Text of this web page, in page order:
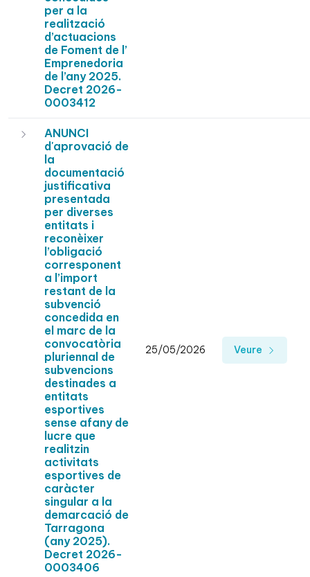
per a la
realització
d’actuacions
de Foment de l’
Emprenedoria
de l’any 2025.
Decret 2026-
0003412
ANUNCI
d'aprovació de
la
documentació
justificativa
presentada
per diverses
entitats i
reconèixer
l’obligació
corresponent
a l’import
restant de la
subvenció
concedida en
el marc de la
convocatòria
pluriennal de
subvencions
destinades a
entitats
esportives
sense afany de
lucre que
realitzin
activitats
esportives de
caràcter
singular a la
demarcació de
Tarragona
(any 2025).
Decret 2026-
0003406
25/05/2026 Veure